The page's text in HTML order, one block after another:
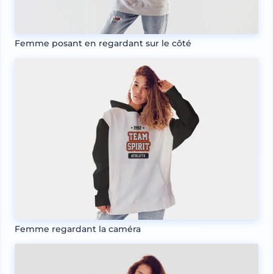
Femme posant en regardant sur le côté
Femme regardant la caméra